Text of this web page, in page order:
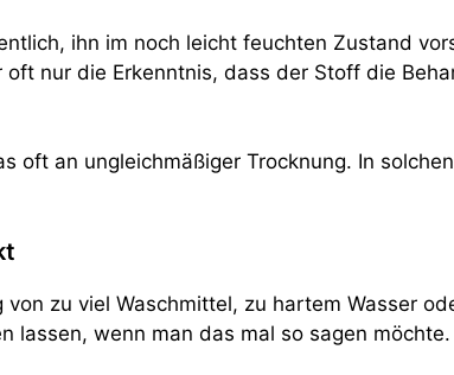
ihn im noch leicht feuchten Zustand
nur die Erkenntnis, dass der Stoff die
oft an ungleichmäßiger Trocknung. In
zu viel Waschmittel, zu hartem Wasser
lassen, wenn man das mal so sagen möchte.